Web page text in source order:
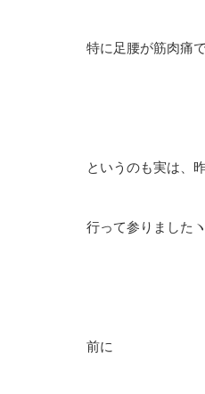
特に足腰が筋肉痛
というのも実は、
行って参りましたヽ
前に